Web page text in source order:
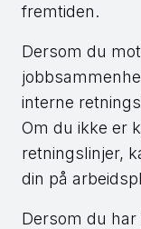
fremtiden.
Dersom du
interne
Om du ikke er
retningslinjer,
din på
Dersom du